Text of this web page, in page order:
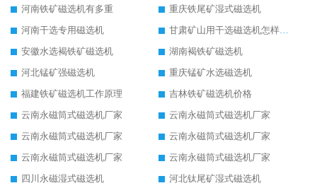
河南铁矿磁选机有多重
重庆铁尾矿湿式磁选机
河南干选专用磁选机
甘肃矿山用干选磁选机怎样调磁
安徽水选褐铁矿磁选机
湖南褐铁矿磁选机
河北锰矿强磁选机
重庆锰矿水选磁选机
福建铁矿磁选机工作原理
吉林铁矿磁选机价格
云南永磁筒式磁选机厂家
云南永磁筒式磁选机厂家
云南永磁筒式磁选机厂家
云南永磁筒式磁选机厂家
云南永磁筒式磁选机厂家
云南永磁筒式磁选机厂家
四川永磁湿式磁选机
河北钛尾矿湿式磁选机